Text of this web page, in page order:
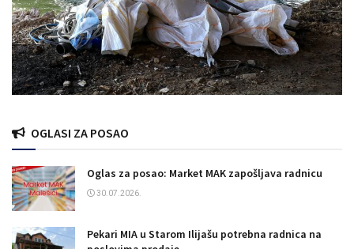
OGLASI ZA POSAO
Oglas za posao: Market MAK zapošljava radnicu
30.07.2026.
Pekari MIA u Starom Ilijašu potrebna radnica na